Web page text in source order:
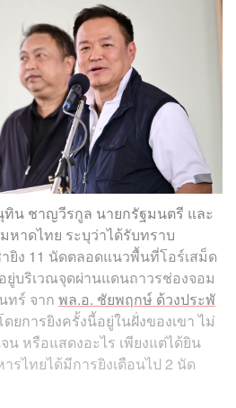
น ชาญวีรกูล นายกรัฐมนตรี และ
หาดไทย ระบุว่าได้รับทราบ
ง 11 นัดตลอดแนวพื้นที่โอร์เสม็ด
บริเวณจุดผ่านแดนถาวรช่องจอม
ทร์ จาก พล.อ. ชัยพฤกษ์ ด้วงประพั
ยการยิงครั้งนี้อยู่ในฝั่งของเขา ไม่
น หรือแสดงอะไร เพียงแต่ได้ยิน
รไทยได้มีการยิงเตือนไป 2 นัด